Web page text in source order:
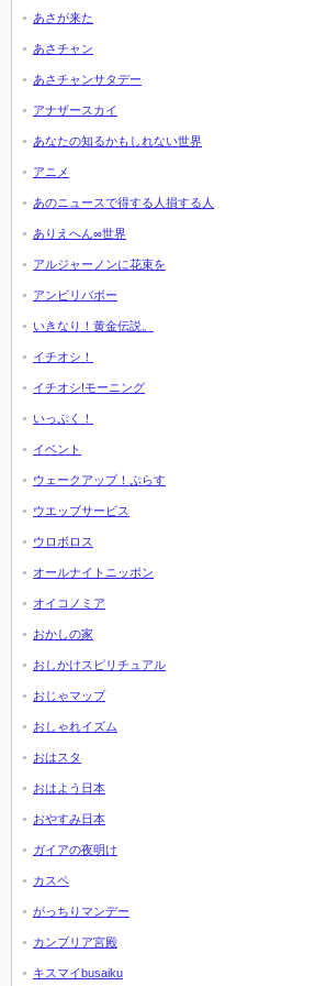
あさが来た
あさチャン
あさチャンサタデー
アナザースカイ
あなたの知るかもしれない世界
アニメ
あのニュースで得する人損する人
ありえへん∞世界
アルジャーノンに花束を
アンビリバボー
いきなり！黄金伝説。
イチオシ！
イチオシ!モーニング
いっぷく！
イベント
ウェークアップ！ぷらす
ウエッブサービス
ウロボロス
オールナイトニッポン
オイコノミア
おかしの家
おしかけスピリチュアル
おじゃマップ
おしゃれイズム
おはスタ
おはよう日本
おやすみ日本
ガイアの夜明け
カスペ
がっちりマンデー
カンブリア宮殿
キスマイbusaiku